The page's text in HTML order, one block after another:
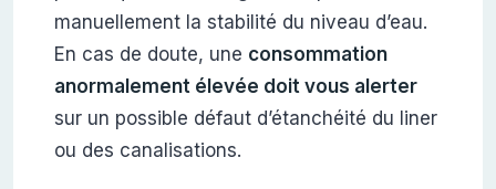
manuellement la stabilité du niveau d’eau.
En cas de doute, une consommation
anormalement élevée doit vous alerter
sur un possible défaut d’étanchéité du liner
ou des canalisations.